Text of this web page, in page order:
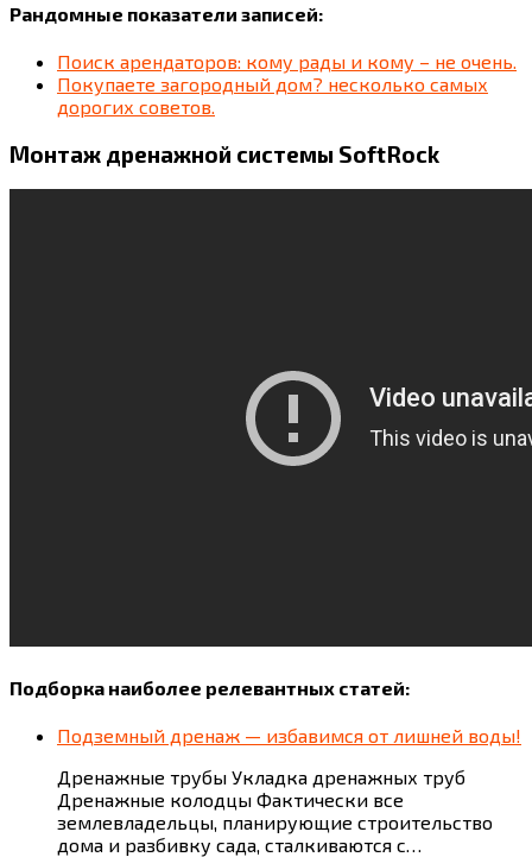
Рандомные показатели записей:
Поиск арендаторов: кому рады и кому – не очень.
Покупаете загородный дом? несколько самых
дорогих советов.
Монтаж дренажной системы SoftRock
Подборка наиболее релевантных статей:
Подземный дренаж — избавимся от лишней воды!
Дренажные трубы Укладка дренажных труб
Дренажные колодцы Фактически все
землевладельцы, планирующие строительство
дома и разбивку сада, сталкиваются с…